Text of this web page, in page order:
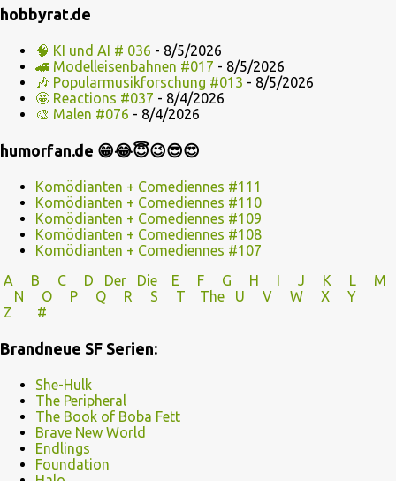
hobbyrat.de
🧠 KI und AI # 036 - 8/5/2026
🚄 Modelleisenbahnen #017 - 8/5/2026
🎶 Popularmusikforschung #013 - 8/5/2026
🤩 Reactions #037 - 8/4/2026
🎨 Malen #076 - 8/4/2026
humorfan.de 😁😂😇😉😎😍
Komödianten + Comediennes #111
Komödianten + Comediennes #110
Komödianten + Comediennes #109
Komödianten + Comediennes #108
Komödianten + Comediennes #107
A
B C D Der Die E F G H I J K L
M
N
O P Q R S T The U V
W X Y
Z
#
Brandneue SF Serien:
She-Hulk
The Peripheral
The Book of Boba Fett
Brave New World
Endlings
Foundation